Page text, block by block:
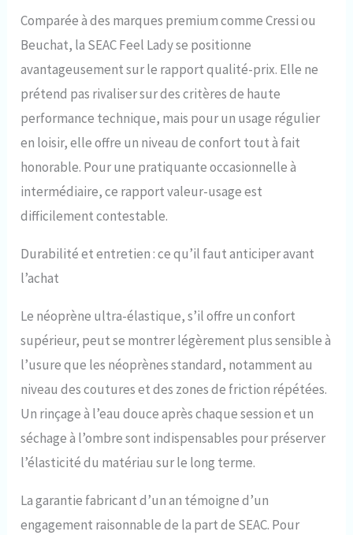
Comparée à des marques premium comme Cressi ou
Beuchat, la SEAC Feel Lady se positionne
avantageusement sur le rapport qualité-prix. Elle ne
prétend pas rivaliser sur des critères de haute
performance technique, mais pour un usage régulier
en loisir, elle offre un niveau de confort tout à fait
honorable. Pour une pratiquante occasionnelle à
intermédiaire, ce rapport valeur-usage est
difficilement contestable.
Durabilité et entretien : ce qu’il faut anticiper avant
l’achat
Le néoprène ultra-élastique, s’il offre un confort
supérieur, peut se montrer légèrement plus sensible à
l’usure que les néoprènes standard, notamment au
niveau des coutures et des zones de friction répétées.
Un rinçage à l’eau douce après chaque session et un
séchage à l’ombre sont indispensables pour préserver
l’élasticité du matériau sur le long terme.
La garantie fabricant d’un an témoigne d’un
engagement raisonnable de la part de SEAC. Pour